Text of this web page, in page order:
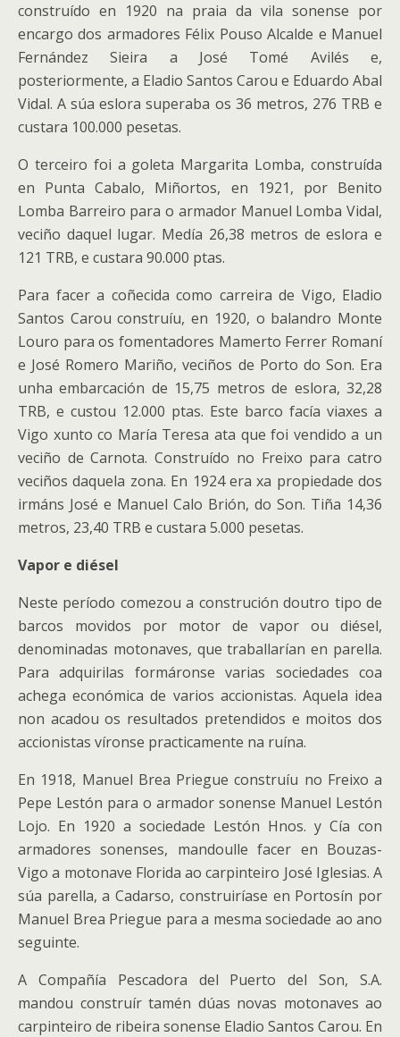
construído en 1920 na praia da vila sonense por
encargo dos armadores Félix Pouso Alcalde e Manuel
Fernández Sieira a José Tomé Avilés e,
posteriormente, a Eladio Santos Carou e Eduardo Abal
Vidal. A súa eslora superaba os 36 metros, 276 TRB e
custara 100.000 pesetas.
O terceiro foi a goleta Margarita Lomba, construída
en Punta Cabalo, Miñortos, en 1921, por Benito
Lomba Barreiro para o armador Manuel Lomba Vidal,
veciño daquel lugar. Medía 26,38 metros de eslora e
121 TRB, e custara 90.000 ptas.
Para facer a coñecida como carreira de Vigo, Eladio
Santos Carou construíu, en 1920, o balandro Monte
Louro para os fomentadores Mamerto Ferrer Romaní
e José Romero Mariño, veciños de Porto do Son. Era
unha embarcación de 15,75 metros de eslora, 32,28
TRB, e custou 12.000 ptas. Este barco facía viaxes a
Vigo xunto co María Teresa ata que foi vendido a un
veciño de Carnota. Construído no Freixo para catro
veciños daquela zona. En 1924 era xa propiedade dos
irmáns José e Manuel Calo Brión, do Son. Tiña 14,36
metros, 23,40 TRB e custara 5.000 pesetas.
Vapor e diésel
Neste período comezou a construción doutro tipo de
barcos movidos por motor de vapor ou diésel,
denominadas motonaves, que traballarían en parella.
Para adquirilas formáronse varias sociedades coa
achega económica de varios accionistas. Aquela idea
non acadou os resultados pretendidos e moitos dos
accionistas víronse practicamente na ruína.
En 1918, Manuel Brea Priegue construíu no Freixo a
Pepe Lestón para o armador sonense Manuel Lestón
Lojo. En 1920 a sociedade Lestón Hnos. y Cía con
armadores sonenses, mandoulle facer en Bouzas-
Vigo a motonave Florida ao carpinteiro José Iglesias. A
súa parella, a Cadarso, construiríase en Portosín por
Manuel Brea Priegue para a mesma sociedade ao ano
seguinte.
A Compañía Pescadora del Puerto del Son, S.A.
mandou construír tamén dúas novas motonaves ao
carpinteiro de ribeira sonense Eladio Santos Carou. En